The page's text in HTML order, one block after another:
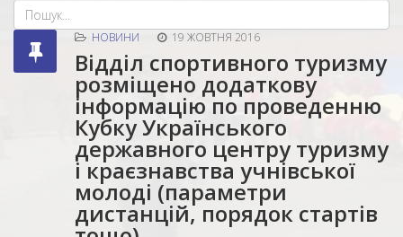
НОВИНИ 19 ЖОВТНЯ 2016
Відділ спортивного туризму
розміщено додаткову
інформацію по проведенню
Кубку Українського
державного центру туризму
і краєзнавства учнівської
молоді (параметри
дистанцій, порядок стартів